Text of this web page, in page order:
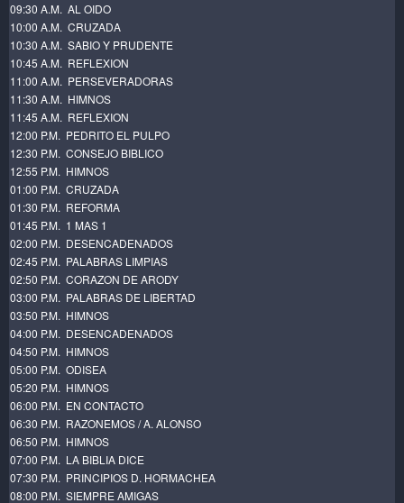
09:30 A.M. AL OIDO
10:00 A.M. CRUZADA
10:30 A.M. SABIO Y PRUDENTE
10:45 A.M. REFLEXION
11:00 A.M. PERSEVERADORAS
11:30 A.M. HIMNOS
11:45 A.M. REFLEXION
12:00 P.M. PEDRITO EL PULPO
12:30 P.M. CONSEJO BIBLICO
12:55 P.M. HIMNOS
01:00 P.M. CRUZADA
01:30 P.M. REFORMA
01:45 P.M. 1 MAS 1
02:00 P.M. DESENCADENADOS
02:45 P.M. PALABRAS LIMPIAS
02:50 P.M. CORAZON DE ARODY
03:00 P.M. PALABRAS DE LIBERTAD
03:50 P.M. HIMNOS
04:00 P.M. DESENCADENADOS
04:50 P.M. HIMNOS
05:00 P.M. ODISEA
05:20 P.M. HIMNOS
06:00 P.M. EN CONTACTO
06:30 P.M. RAZONEMOS / A. ALONSO
06:50 P.M. HIMNOS
07:00 P.M. LA BIBLIA DICE
07:30 P.M. PRINCIPIOS D. HORMACHEA
08:00 P.M. SIEMPRE AMIGAS